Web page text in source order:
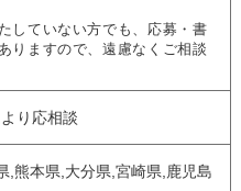
していない方でも、応募・書
りますので、遠慮なくご相談
り応相談
,熊本県,大分県,宮崎県,鹿児島